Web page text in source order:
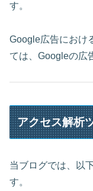
す。
Google広告におけ
ては、Googleの広
アクセス解析
当ブログでは、以
す。